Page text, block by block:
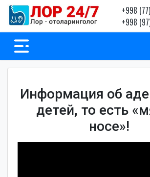
+998
+998
Информация об
детей, то есть
носе»!